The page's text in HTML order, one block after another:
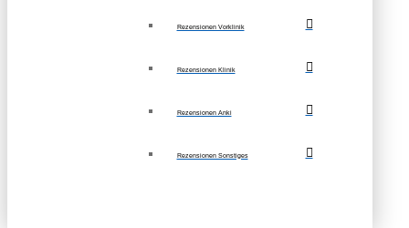
Rezensionen Vorklinik
Rezensionen Klinik
Rezensionen Anki
Rezensionen Sonstiges